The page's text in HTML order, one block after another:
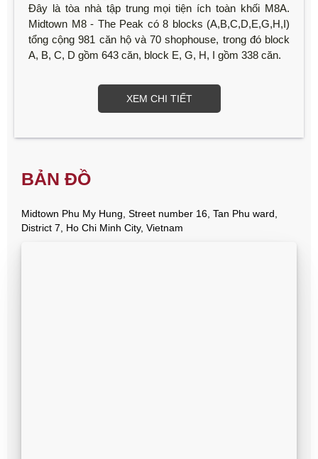
Đây là tòa nhà tập trung mọi tiện ích toàn khối M8A.
Midtown M8 - The Peak có 8 blocks (A,B,C,D,E,G,H,I)
tổng cộng 981 căn hộ và 70 shophouse, trong đó block
A, B, C, D gồm 643 căn, block E, G, H, I gồm 338 căn.
XEM CHI TIẾT
BẢN ĐỒ
Midtown Phu My Hung, Street number 16, Tan Phu ward,
District 7, Ho Chi Minh City, Vietnam